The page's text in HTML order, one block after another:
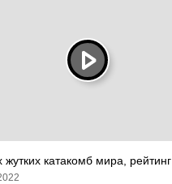
катакомб мира, рейтинг